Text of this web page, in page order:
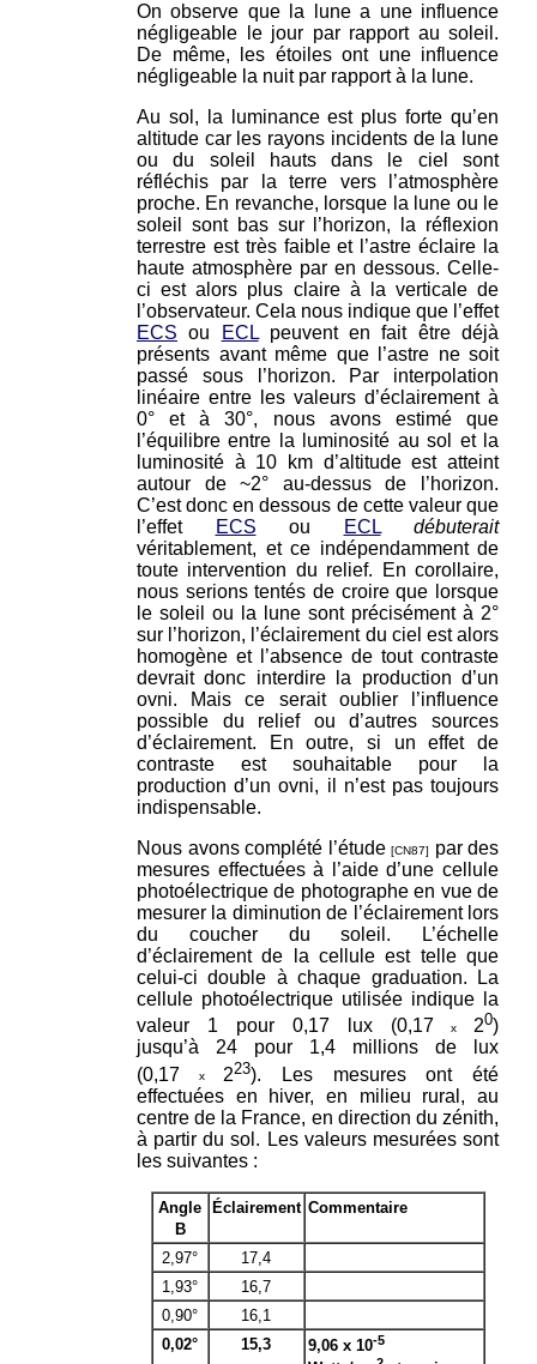
On observe que la lune a une influence
négligeable le jour par rapport au soleil.
De même, les étoiles ont une influence
négligeable la nuit par rapport à la lune.
Au sol, la luminance est plus forte qu’en
altitude car les rayons incidents de la lune
ou du soleil hauts dans le ciel sont
réfléchis par la terre vers l’atmosphère
proche. En revanche, lorsque la lune ou le
soleil sont bas sur l’horizon, la réflexion
terrestre est très faible et l’astre éclaire la
haute atmosphère par en dessous. Celle-
ci est alors plus claire à la verticale de
l’observateur. Cela nous indique que l’effet
ECS ou ECLpeuvent en fait être déjà
présents avant même que l’astre ne soit
passé sous l’horizon. Par interpolation
linéaire entre les valeurs d’éclairement à
0° et à 30°, nous avons estimé que
l’équilibre entre la luminosité au sol et la
luminosité à 10 km d’altitude est atteint
autour de ~2° au-dessus de l’horizon.
C’est donc en dessous de cette valeur que
l’effet
ECS ou ECL
débuterait
véritablement, et ce indépendamment de
toute intervention du relief. En corollaire,
nous serions tentés de croire que lorsque
le soleil ou la lune sont précisément à 2°
sur l’horizon, l’éclairement du ciel est alors
homogène et l’absence de tout contraste
devrait donc interdire la production d’un
ovni. Mais ce serait oublier l’influence
possible du relief ou d’autres sources
d’éclairement. En outre, si un effet de
contraste est souhaitable pour la
production d’un ovni, il n’est pas toujours
indispensable.
Nous avons complété l’étude [CN87]
par des
mesures effectuées à l’aide d’une cellule
photoélectrique de photographe en vue de
mesurer la diminution de l’éclairement lors
du coucher du soleil. L’échelle
d’éclairement de la cellule est telle que
celui-ci double à chaque graduation. La
cellule photoélectrique utilisée indique la
valeur 1 pour 0,17 lux (0,17 x 20)
jusqu’à 24 pour 1,4 millions de lux
(0,17 x 223). Les mesures ont été
effectuées en hiver, en milieu rural, au
centre de la France, en direction du zénith,
à partir du sol. Les valeurs mesurées sont
les suivantes :
Angle
B
Éclairement Commentaire
2,97°
17,4
1,93°
16,7
0,90°
16,1
0,02°
15,3 9,06 x 10-5